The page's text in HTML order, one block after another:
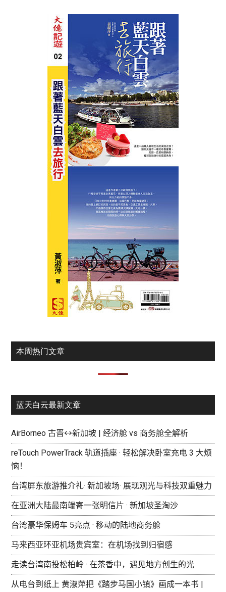
本周热门文章
蓝天白云最新文章
AirBorneo 古晋↔新加坡 | 经济舱 vs 商务舱全解析
reTouch PowerTrack 轨道插座 · 轻松解决卧室充电 3 大烦
恼！
台湾屏东旅游推介礼· 新加坡场· 展现观光与科技双重魅力
在亚洲大陆最南端寄一张明信片 · 新加坡圣淘沙
台湾豪华保姆车 5亮点 · 移动的陆地商务舱
马来西亚环亚机场贵宾室：在机场找到归宿感
走读台湾南投松柏岭 · 在茶香中，遇见地方创生的光
从电台到纸上 黄淑萍把《踏步马国小镇》画成一本书 |